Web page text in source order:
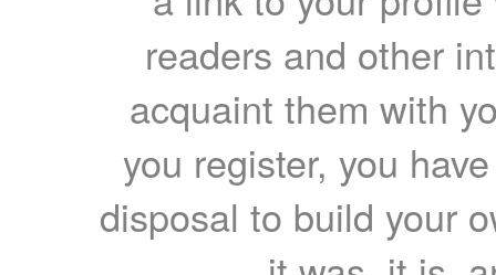
readers and other
acquaint them with
you register, you
disposal to build your